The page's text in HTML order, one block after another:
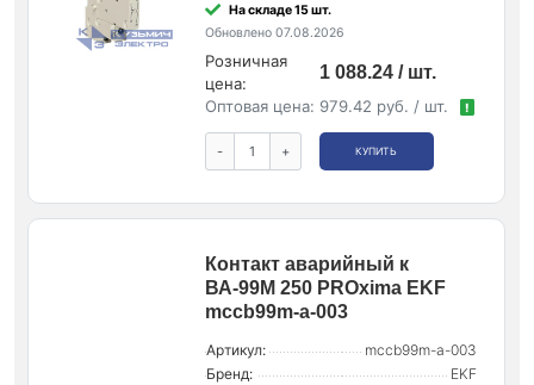
На складе 15 шт.
Обновлено 07.08.2026
Розничная
цена:
1 088.24 / шт.
Оптовая цена: 979.42 руб. / шт. !
- + КУПИТЬ
Контакт аварийный к
ВА-99М 250 PROxima EKF
mccb99m-a-003
Артикул:
mccb99m-a-003
Бренд:
EKF